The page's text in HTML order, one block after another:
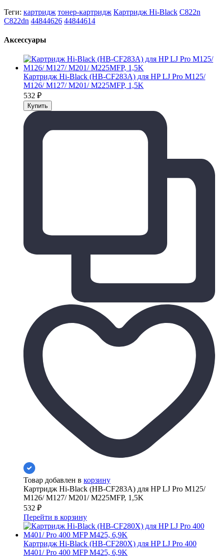
Теги: картридж тонер-картридж Картридж Hi-Black C822n
C822dn 44844626 44844614
Аксессуары
Картридж Hi-Black (HB-CF283A) для HP LJ Pro M125/
M126/ M127/ M201/ M225MFP, 1,5K
532 ₽
Товар добавлен в корзину
Картридж Hi-Black (HB-CF283A) для HP LJ Pro M125/
M126/ M127/ M201/ M225MFP, 1,5K
532 ₽
Перейти в корзину
Картридж Hi-Black (HB-CF280X) для HP LJ Pro 400
M401/ Pro 400 MFP M425, 6,9K